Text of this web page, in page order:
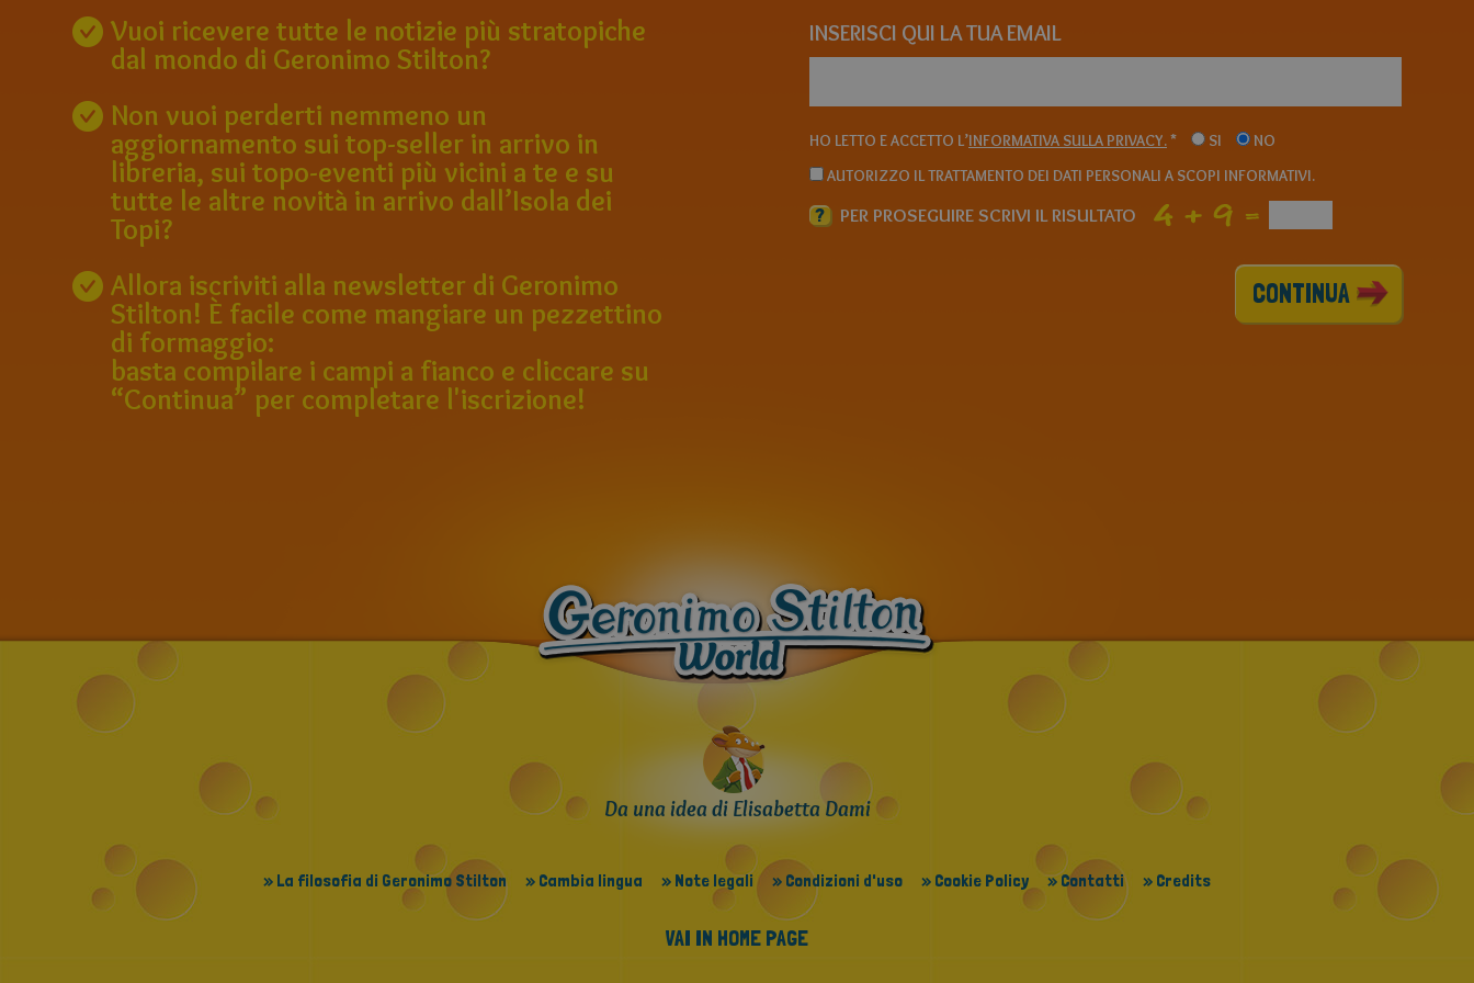
Vuoi ricevere tutte le notizie più stratopiche
dal mondo di Geronimo Stilton?
Non vuoi perderti nemmeno un
aggiornamento sui top-seller in arrivo in
libreria, sui topo-eventi più vicini a te e su
tutte le altre novità in arrivo dall’Isola dei
Topi?
Allora iscriviti alla newsletter di Geronimo
Stilton! È facile come mangiare un pezzettino
di formaggio:
basta compilare i campi a fianco e cliccare su
“Continua” per completare l'iscrizione!
INSERISCI QUI LA TUA EMAIL
HO LETTO E ACCETTO L’INFORMATIVA SULLA PRIVACY.* SI
NO
AUTORIZZO IL TRATTAMENTO DEI DATI PERSONALI A SCOPI INFORMATIVI.
? PER PROSEGUIRE SCRIVI IL RISULTATO
Da una idea di Elisabetta Dami
» La filosofia di Geronimo Stilton » Cambia lingua » Note legali » Condizioni d'uso » Cookie Policy » Contatti » Credits
VAI IN HOME PAGE